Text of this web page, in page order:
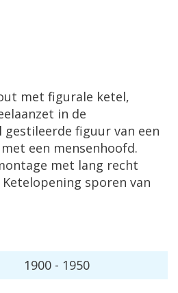
met figurale ketel,
in de
gestileerde figuur van een
met een mensenhoofd.
met lang recht
Ketelopening sporen van
1900 - 1950